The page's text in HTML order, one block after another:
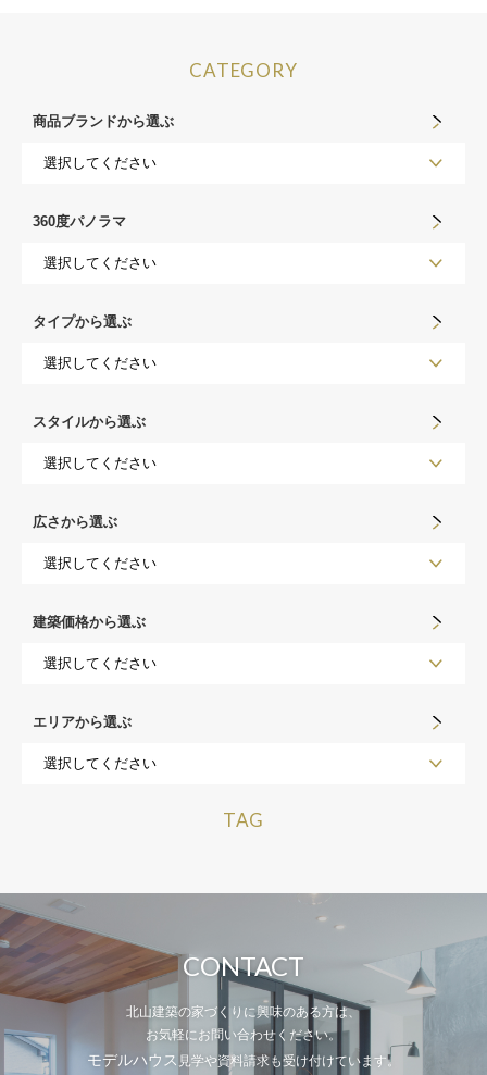
CATEGORY
商品ブランドから選ぶ
360度パノラマ
タイプから選ぶ
スタイルから選ぶ
広さから選ぶ
建築価格から選ぶ
エリアから選ぶ
TAG
CONTACT
北山建築の家づくりに興味のある方は、
お気軽にお問い合わせください。
モデルハウス 見学や資料請求も受け付けています。